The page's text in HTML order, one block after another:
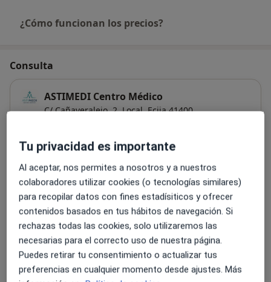
¿Cómo funcionan los precios?
Consulta
ASTIMEDI Centro Médico
C/ Cañaveralejo, 2, Local, Ecija41400
Ampliarse abre en una nueva
Disponibilidad
Mostrar el calendario
Formas de pago (visitas privadas)
Aseguradoras aceptadas en esta dirección
Efectivo
Tu privacidad es importante
Al aceptar, nos permites a nosotros y a nuestros
colaboradores utilizar cookies (o tecnologías similares)
para recopilar datos con fines estadísiticos y ofrecer
contenidos basados en tus hábitos de navegación. Si
rechazas todas las cookies, solo utilizaremos las
necesarias para el correcto uso de nuestra página.
Puedes retirar tu consentimiento o actualizar tus
preferencias en cualquier momento desde ajustes. Más